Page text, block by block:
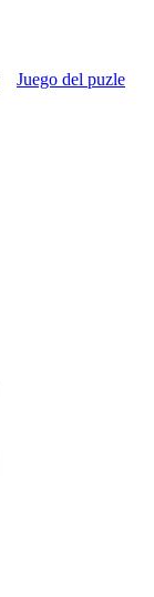
Juego del puzle